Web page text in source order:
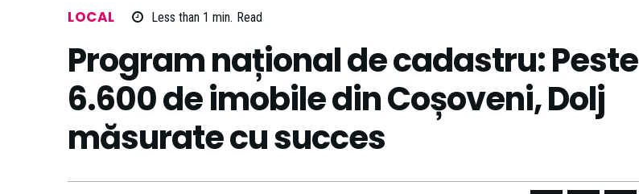
LOCAL Less than 1 min. Read
Program național de cadastru: Peste
6.600 de imobile din Coșoveni, Dolj
măsurate cu succes